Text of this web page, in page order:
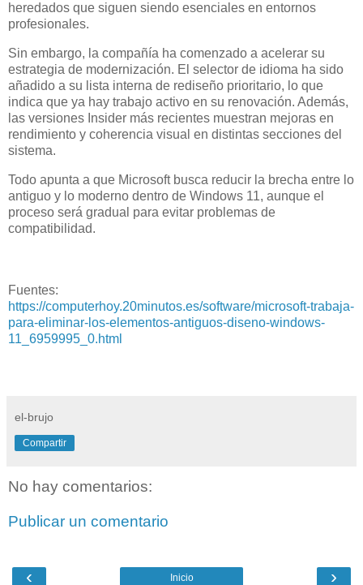
heredados que siguen siendo esenciales en entornos
profesionales.
Sin embargo, la compañía ha comenzado a acelerar su
estrategia de modernización. El selector de idioma ha sido
añadido a su lista interna de rediseño prioritario, lo que
indica que ya hay trabajo activo en su renovación. Además,
las versiones Insider más recientes muestran mejoras en
rendimiento y coherencia visual en distintas secciones del
sistema.
Todo apunta a que Microsoft busca reducir la brecha entre lo
antiguo y lo moderno dentro de Windows 11, aunque el
proceso será gradual para evitar problemas de
compatibilidad.
Fuentes:
https://computerhoy.20minutos.es/software/microsoft-trabaja-
para-eliminar-los-elementos-antiguos-diseno-windows-
11_6959995_0.html
el-brujo
Compartir
No hay comentarios:
Publicar un comentario
‹ ›
Inicio